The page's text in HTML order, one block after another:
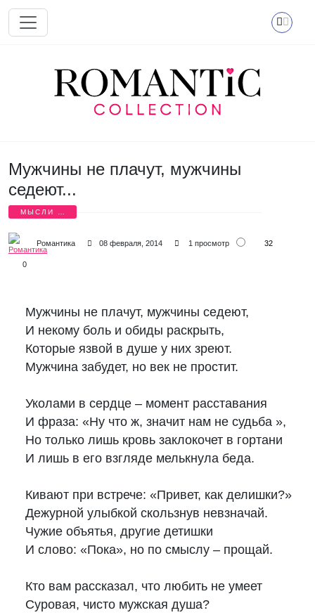
Перейти к основному содержанию
Мужчины не плачут, мужчины
седеют...
МЫСЛИ О
Романтика 08 февраля, 2014 1 просмотр 32
0
Мужчины не плачут, мужчины седеют,
И некому боль и обиды раскрыть,
Которые язвой в душе у них зреют.
Мужчина забудет, но век не простит.
Уколами в сердце – момент расставания
И фраза: «Ну что ж, значит нам не судьба »,
Но только лишь кровь заклокочет в гортани
И лишь в его взгляде мелькнула беда.
Кивают при встрече: «Привет, как делишки?»
Дежурной улыбкой скользнув невзначай.
Чужие объятья, другие детишки
И слово: «Пока», но по смыслу – прощай.
Кто вам рассказал, что любить не умеет
Суровая, чисто мужская душа?